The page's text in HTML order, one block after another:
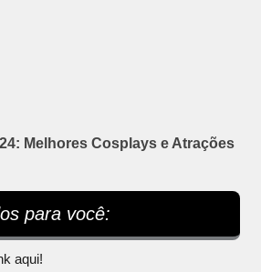
Melhores Cosplays e Atrações
para você:
aqui!